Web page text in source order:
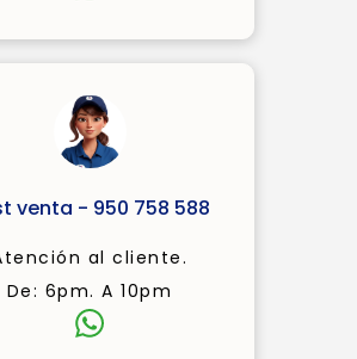
venta - 950 758 588
al cliente.
De: 6pm. A 10pm